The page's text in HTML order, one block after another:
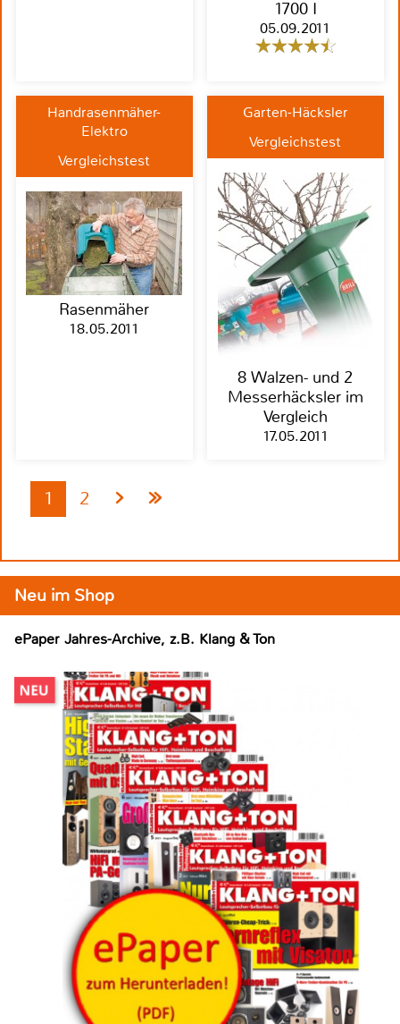
1700 I
05.09.2011
Handrasenmäher-
Elektro
Vergleichstest
Rasenmäher
18.05.2011
Garten-Häcksler
Vergleichstest
8 Walzen- und 2
Messerhäcksler im
Vergleich
17.05.2011
1 2
Neu im Shop
ePaper Jahres-Archive, z.B. Klang & Ton